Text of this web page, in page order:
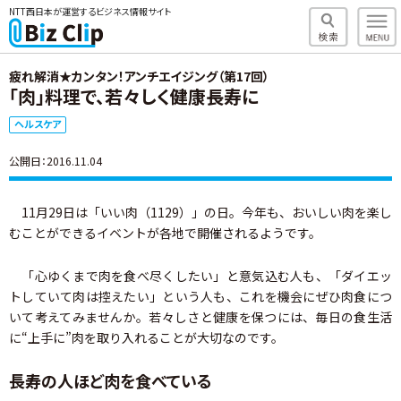
NTT西日本が運営するビジネス情報サイト
疲れ解消★カンタン！アンチエイジング（第17回）
「肉」料理で、若々しく健康長寿に
ヘルスケア
公開日：2016.11.04
11月29日は「いい肉（1129）」の日。今年も、おいしい肉を楽し
むことができるイベントが各地で開催されるようです。
「心ゆくまで肉を食べ尽くしたい」と意気込む人も、「ダイエッ
トしていて肉は控えたい」という人も、これを機会にぜひ肉食につ
いて考えてみませんか。若々しさと健康を保つには、毎日の食生活
に“上手に”肉を取り入れることが大切なのです。
長寿の人ほど肉を食べている